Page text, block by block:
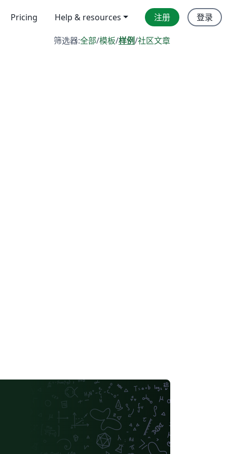
Pricing Help & resources 注册 登录
筛选器:全部/模板/样例/社区文章